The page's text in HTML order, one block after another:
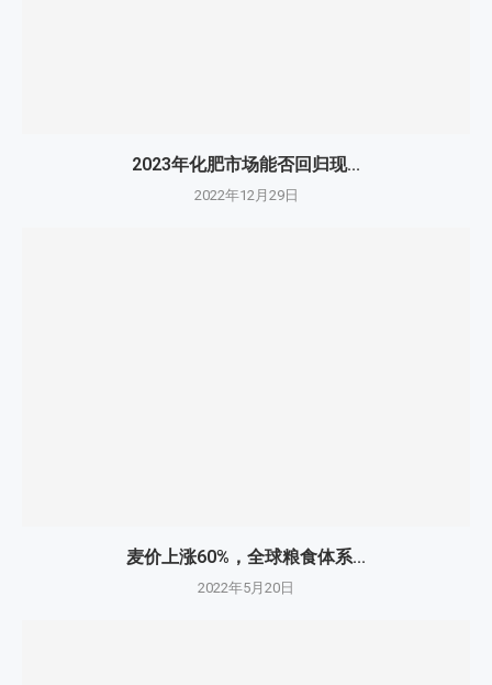
2023年化肥市场能否回归现...
2022年12月29日
麦价上涨60%，全球粮食体系...
2022年5月20日